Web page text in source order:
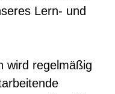
Lern- und
wird regelmäßig